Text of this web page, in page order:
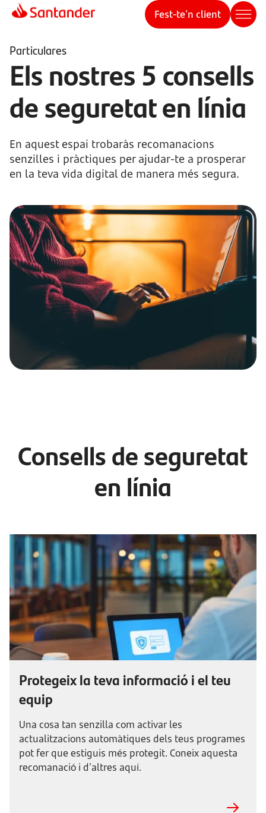
Fest-te'n client
Particulares
Els nostres 5 consells
de seguretat en línia
En aquest espai trobaràs recomanacions
senzilles i pràctiques per ajudar-te a prosperar
en la teva vida digital de manera més segura.
Consells de seguretat
en línia
Protegeix la teva informació i el teu
equip
Una cosa tan senzilla com activar les
actualitzacions automàtiques dels teus programes
pot fer que estiguis més protegit. Coneix aquesta
recomanació i d’altres aquí.